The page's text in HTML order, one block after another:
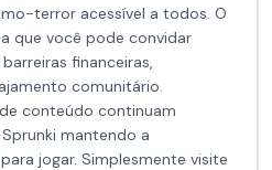
terror acessível a todos. O
que você pode convidar
financeiras,
comunitário.
conteúdo continuam
mantendo a
jogar. Simplesmente visite